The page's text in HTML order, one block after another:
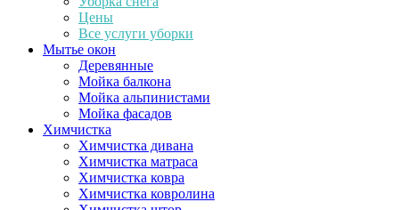
Цены
Все услуги уборки
Мытье окон
Деревянные
Мойка балкона
Мойка альпинистами
Мойка фасадов
Химчистка
Химчистка дивана
Химчистка матраса
Химчистка ковра
Химчистка ковролина